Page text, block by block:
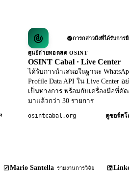
การกล่าวถึงที่ได้รับการ
ศูนย์ถ่ายทอดสด OSINT
OSINT Cabal · Live Center
ได้รับการนำเสนอในฐานะ
Profile Data API ใน Live Center อ
เป็นทางการ พร้อมกับเครื่องมือที่คัด
มาแล้วกว่า 30 รายการ
osintcabal.org ดูซอร์สโ
Mario Santella รายงานการวิจัย